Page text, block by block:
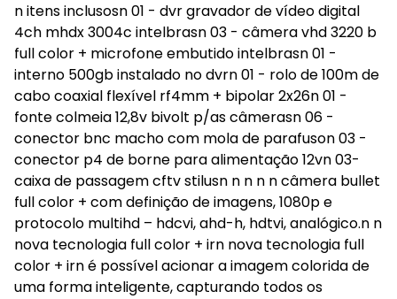
n itens inclusosn 01 - dvr gravador de vídeo digital
4ch mhdx 3004c intelbrasn 03 - câmera vhd 3220 b
full color + microfone embutido intelbrasn 01 -
interno 500gb instalado no dvrn 01 - rolo de 100m de
cabo coaxial flexível rf4mm + bipolar 2x26n 01 -
fonte colmeia 12,8v bivolt p/as câmerasn 06 -
conector bnc macho com mola de parafuson 03 -
conector p4 de borne para alimentação 12vn 03-
caixa de passagem cftv stilusn n n n n câmera bullet
full color + com definição de imagens, 1080p e
protocolo multihd – hdcvi, ahd-h, hdtvi, analógico.n n
nova tecnologia full color + irn nova tecnologia full
color + irn é possível acionar a imagem colorida de
uma forma inteligente, capturando todos os